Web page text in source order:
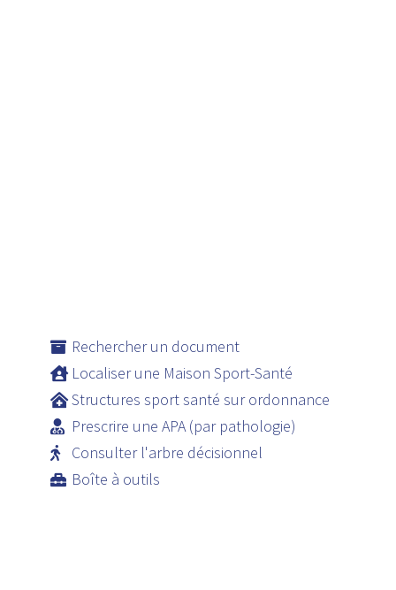
Rechercher un document
Localiser une Maison Sport-Santé
Structures sport santé sur ordonnance
Prescrire une APA (par pathologie)
Consulter l'arbre décisionnel
Boîte à outils